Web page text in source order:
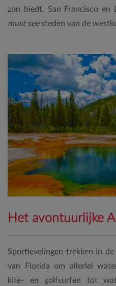
zon biedt. San Francisco en
must see steden van de
Het avontuurlijke
Sportievelingen trekken in
van Florida om allerlei
kite- en golfsurfen tot